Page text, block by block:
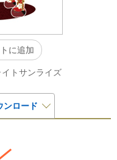
に追加
トサンライズ
ンロード